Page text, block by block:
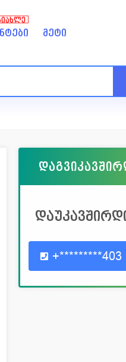
მეტი
+*********403